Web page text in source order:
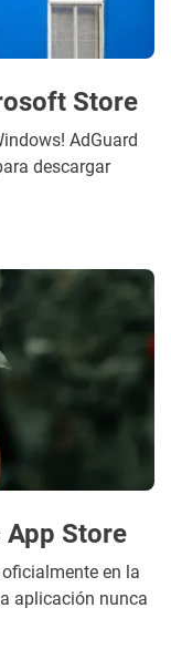
Store
AdGuard
descargar
App Store
en la
aplicación nunca